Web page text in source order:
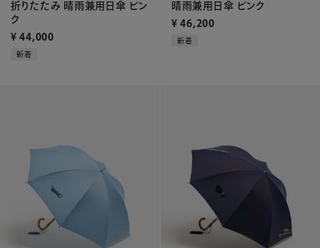
折りたたみ 晴雨兼用日傘 ピン
ク
¥ 44,000
新着
晴雨兼用日傘 ピンク
¥ 46,200
新着